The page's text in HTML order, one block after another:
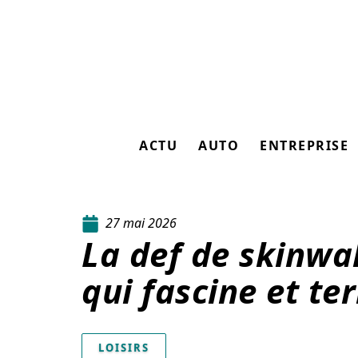
ACTU AUTO ENTREPRISE
27 mai 2026
La def de
qui fascine et
LOISIRS